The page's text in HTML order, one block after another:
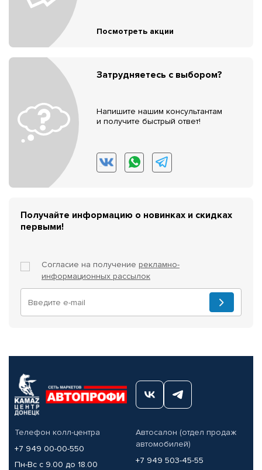
Посмотреть акции
Затрудняетесь с выбором?
Напишите нашим консультантам
и получите быстрый ответ!
Получайте информацию о новинках и скидках
первыми!
Согласие на получение рекламно-
информационных рассылок
Телефон колл-центра
+7 949 00-00-550
Пн-Вс с 9.00 до 18.00
Автосалон (отдел продаж
автомобилей)
+7 949 503-45-55